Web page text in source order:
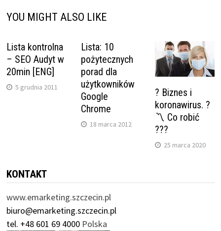
YOU MIGHT ALSO LIKE
Lista kontrolna
– SEO Audyt w
20min [ENG]
5 grudnia 2011
Lista: 10
pożytecznych
porad dla
użytkowników
Google
Chrome
18 marca 2012
? Biznes i
koronawirus. ?
〽 Co robić
???
25 marca 2020
KONTAKT
www.emarketing.szczecin.pl
biuro@emarketing.szczecin.pl
tel. +48 601 69 4000Polska